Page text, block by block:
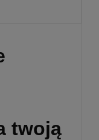
twoją